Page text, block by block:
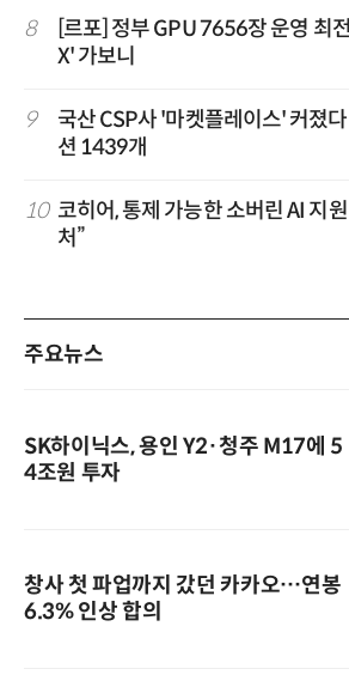
8
[르포] 정부 GPU 7656장 운영 최
X' 가보니
9
국산 CSP사 '마켓플레이스' 커졌
션 1439개
10 코히어, 통제 가능한 소버린 AI 지
처”
주요뉴스
SK하이닉스, 용인 Y2·청주 M17에 5
4조원 투자
창사 첫 파업까지 갔던 카카오…연봉
6.3% 인상 합의